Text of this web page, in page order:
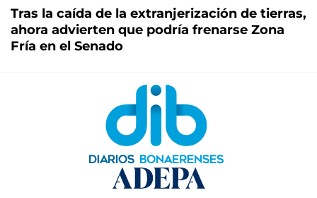
Tras la caída de la extranjerización de tierras,
ahora advierten que podría frenarse Zona
Fría en el Senado